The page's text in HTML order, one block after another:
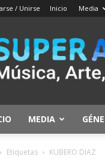
/ Unirse Inicio Media
MEDIA
Etiquetas KUBERO DIAZ